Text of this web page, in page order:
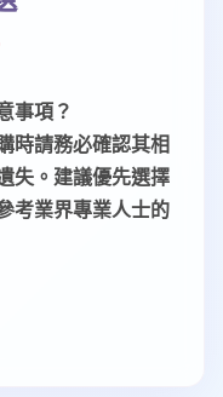
事項？
時請務必確認其相
失。建議優先選擇
考業界專業人士的